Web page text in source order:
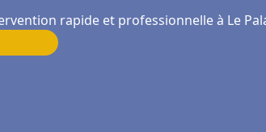
rapide et professionnelle à Le